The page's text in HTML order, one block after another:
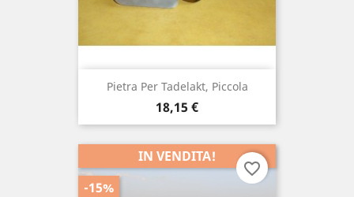
Pietra Per Tadelakt, Piccola
Prezzo
18,15 €
IN VENDITA!
-15%
favorite_border